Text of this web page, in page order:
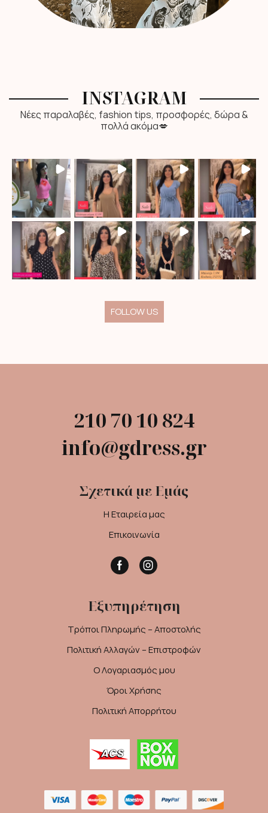
INSTAGRAM
Νέες παραλαβές, fashion tips, προσφορές, δώρα &
πολλά ακόμα💋
FOLLOW US
210 70 10 824
info@gdress.gr
Σχετικά με Εμάς
Η Εταιρεία μας
Επικοινωνία
FacebookInstagram
Εξυπηρέτηση
Τρόποι Πληρωμής – Αποστολής
Πολιτική Αλλαγών – Επιστροφών
Ο Λογαριασμός μου
Όροι Χρήσης
Πολιτική Απορρήτου